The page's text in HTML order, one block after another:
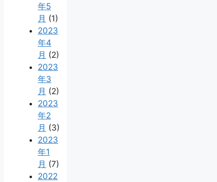
年5
月 (1)
2023
年4
月 (2)
2023
年3
月 (2)
2023
年2
月 (3)
2023
年1
月 (7)
2022